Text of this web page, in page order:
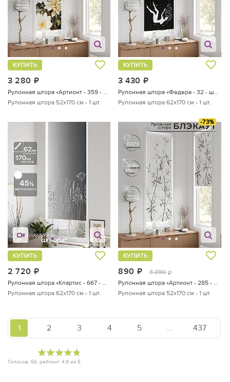
3 280
КУПИТЬ
Рулонная штора «Артионт - 359 - ширина 52 см»
Рулонная штора 52х170 см - 1 шт.
3 430
КУПИТЬ
Рулонная штора «Федера - 32 - ширина 62 см»
Рулонная штора 62х170 см - 1 шт.
2 720
КУПИТЬ
Рулонная штора «Клартис - 667 - ширина 62 см»
Рулонная штора 62х170 см - 1 шт.
-73%
890 руб.
3 280 руб.
КУПИТЬ
Рулонная штора «Артионт - 285 - ширина 52 см»
Рулонная штора 52х170 см - 1 шт.
Голосов: 56, рейтинг: 4.8 из 5
1 2 3 4 5 ... 437